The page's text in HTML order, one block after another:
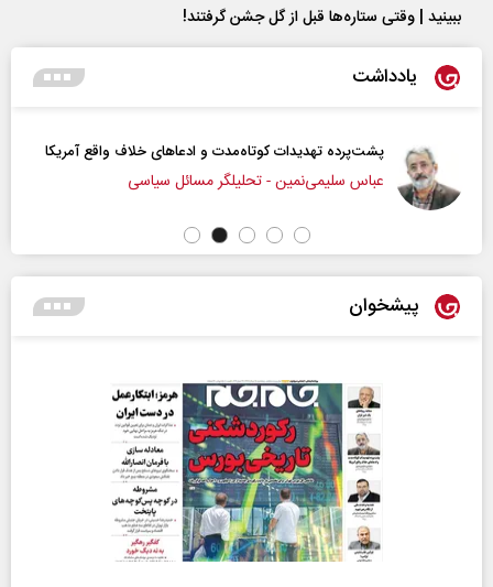
ببینید | وقتی ستاره‌ها قبل از گل جشن گرفتند!
یادداشت
پشت‌پرده تهدیدات کوتاه‏‌مدت و ادعا‌های خلاف واقع آمریکا
عباس سلیمی‌نمین - تحلیلگر مسائل سیاسی
پیشخوان